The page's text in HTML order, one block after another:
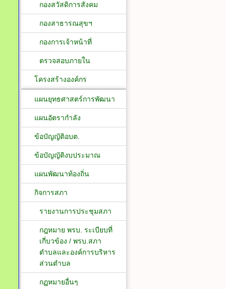
กองสวัสดิการสังคม
กองสาธารณสุขฯ
กองการเจ้าหน้าที่
ตรวจสอบภายใน
โครงสร้างองค์กร
แผนยุทธศาสตร์การพัฒนา
แผนอัตรากำลัง
ข้อบัญญัติอบต.
ข้อบัญญัติงบประมาณ
แผนพัฒนาท้องถิ่น
กิจการสภา
รายงานการประชุมสภา
กฎหมาย พรบ. ระเบียบที่
เกี่บวข้อง / พรบ.สภา
ตำบลและองค์การบริหาร
ส่วนตำบล
กฏหมายอื่นๆ